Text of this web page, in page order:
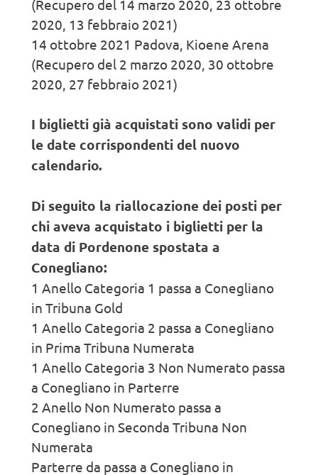
(Recupero del 14 marzo 2020, 23 ottobre
2020, 13 febbraio 2021)
14 ottobre 2021 Padova, Kioene Arena
(Recupero del 2 marzo 2020, 30 ottobre
2020, 27 febbraio 2021)
I biglietti già acquistati sono validi per
le date corrispondenti del nuovo
calendario.
Di seguito la riallocazione dei posti per
chi aveva acquistato i biglietti per la
data di Pordenone spostata a
Conegliano:
1 Anello Categoria 1 passa a Conegliano
in Tribuna Gold
1 Anello Categoria 2 passa a Conegliano
in Prima Tribuna Numerata
1 Anello Categoria 3 Non Numerato passa
a Conegliano in Parterre
2 Anello Non Numerato passa a
Conegliano in Seconda Tribuna Non
Numerata
Parterre da passa a Conegliano in